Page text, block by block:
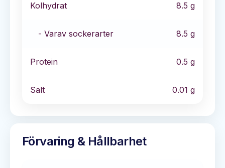
Kolhydrat 8.5 g
- Varav sockerarter 8.5 g
Protein 0.5 g
Salt 0.01 g
Förvaring & Hållbarhet